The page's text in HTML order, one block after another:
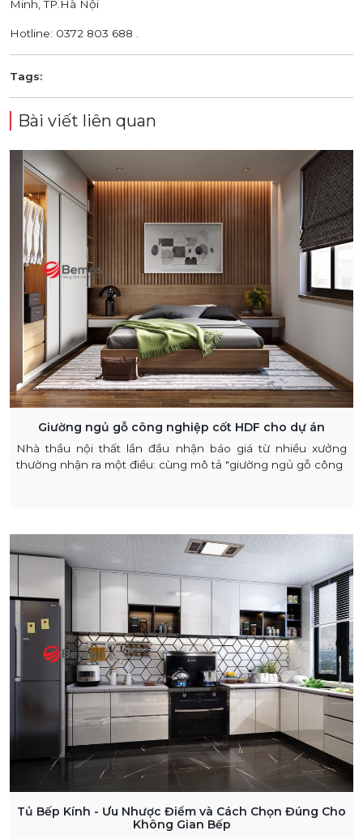
Minh, TP.Hà Nội
Hotline: 0372 803 688 .
Tags:
Bài viết liên quan
Giường ngủ gỗ công nghiệp cốt HDF cho dự án
Nhà thầu nội thất lần đầu nhận báo giá từ nhiều xưởng
thường nhận ra một điều: cùng mô tả "giường ngủ gỗ công
Tủ Bếp Kính - Ưu Nhược Điểm và Cách Chọn Đúng Cho
Không Gian Bếp